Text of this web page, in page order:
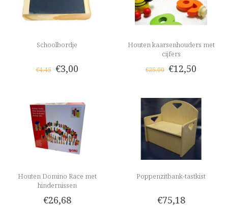
Schoolbordje
€4,45 €3,00
Houten kaarsenhouders met
cijfers
€25,00 €12,50
Houten Domino Race met
hindernissen
€26,68
Poppenzitbank-tastkist
€75,18